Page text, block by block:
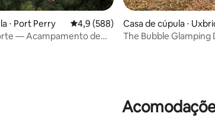
⋅ Port Perry 4,9 de uma avaliação média de 5,
4,9 (588)
— Acampamento de
Casa de cúpula ⋅
The Bubble Glamping